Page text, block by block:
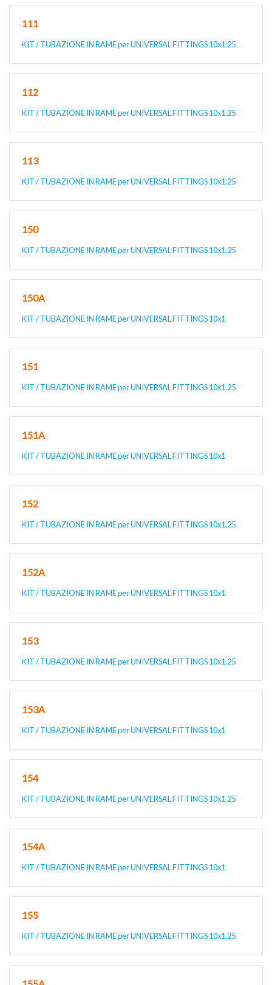
111
KIT / TUBAZIONE IN RAME per UNIVERSAL FITTINGS 10x1.25
112
KIT / TUBAZIONE IN RAME per UNIVERSAL FITTINGS 10x1.25
113
KIT / TUBAZIONE IN RAME per UNIVERSAL FITTINGS 10x1.25
150
KIT / TUBAZIONE IN RAME per UNIVERSAL FITTINGS 10x1.25
150A
KIT / TUBAZIONE IN RAME per UNIVERSAL FITTINGS 10x1
151
KIT / TUBAZIONE IN RAME per UNIVERSAL FITTINGS 10x1.25
151A
KIT / TUBAZIONE IN RAME per UNIVERSAL FITTINGS 10x1
152
KIT / TUBAZIONE IN RAME per UNIVERSAL FITTINGS 10x1.25
152A
KIT / TUBAZIONE IN RAME per UNIVERSAL FITTINGS 10x1
153
KIT / TUBAZIONE IN RAME per UNIVERSAL FITTINGS 10x1.25
153A
KIT / TUBAZIONE IN RAME per UNIVERSAL FITTINGS 10x1
154
KIT / TUBAZIONE IN RAME per UNIVERSAL FITTINGS 10x1.25
154A
KIT / TUBAZIONE IN RAME per UNIVERSAL FITTINGS 10x1
155
KIT / TUBAZIONE IN RAME per UNIVERSAL FITTINGS 10x1.25